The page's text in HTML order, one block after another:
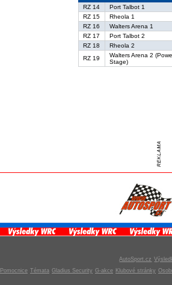
RZ 14
Port Talbot 1
RZ 15
Rheola 1
RZ 16
Walters Arena 1
RZ 17
Port Talbot 2
RZ 18
Rheola 2
RZ 19
Walters Arena 2
Stage)
AutoSport.cz
Pomocnice Témata Gladius Security G-akce Klubové stránky